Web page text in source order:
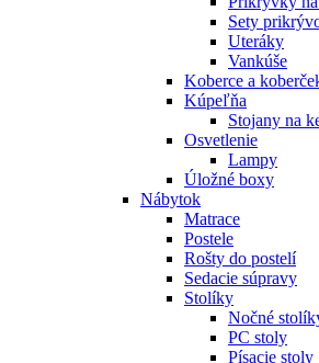
Sety
Uteráky
Vankúše
Koberce a
Kúpeľňa
Stojany na
Osvetlenie
Lampy
Úložné boxy
Nábytok
Matrace
Postele
Rošty do postelí
Sedacie súpravy
Stolíky
Nočné
PC stoly
Písacie stoly